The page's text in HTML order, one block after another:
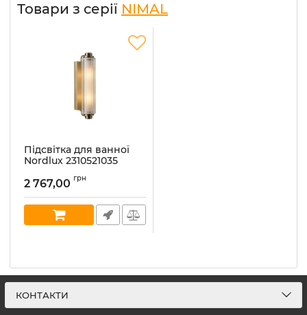
Товари з серії NIMAL
Підсвітка для ванної
Nordlux 2310521035
Артикул:2310521035
В наявності:42
2 767,00 грн
КОНТАКТИ